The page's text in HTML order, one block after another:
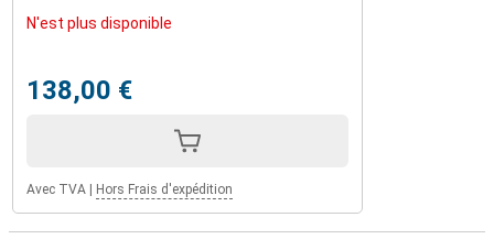
N'est plus disponible
138,00 €
Avec TVA Hors Frais d'expédition